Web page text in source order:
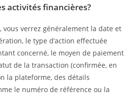
activités financières?
vous verrez généralement la date et
le type d’action effectuée
concerné, le moyen de paiement
de la transaction (confirmée, en
la plateforme, des détails
le numéro de référence ou la